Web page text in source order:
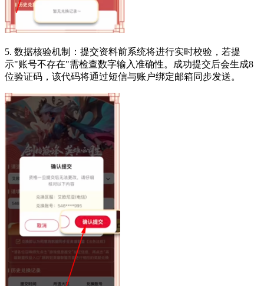
5. 数据核验机制：提交资料前系统将进行实时校验，若提
示"账号不存在"需检查数字输入准确性。成功提交后会生成8
位验证码，该代码将通过短信与账户绑定邮箱同步发送。